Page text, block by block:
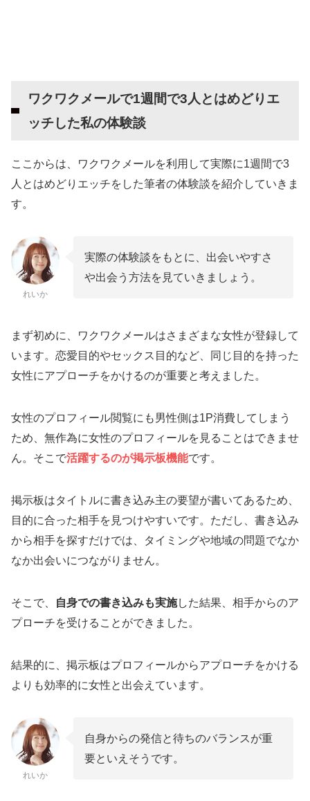
ワクワクメールで1週間で3人とはめどりエ
ッチした私の体験談
ここからは、ワクワクメールを利用して実際に1週間で3
人とはめどりエッチをした筆者の体験談を紹介していきま
す。
れいか
実際の体験談をもとに、出会いやすさ
や出会う方法を見ていきましょう。
まず初めに、ワクワクメールはさまざまな女性が登録して
います。恋愛目的やセックス目的など、同じ目的を持った
女性にアプローチをかけるのが重要と考えました。
女性のプロフィール閲覧にも男性側は1P消費してしまう
ため、無作為に女性のプロフィールを見ることはできませ
ん。そこで活躍するのが掲示板機能です。
掲示板はタイトルに書き込み主の要望が書いてあるため、
目的に合った相手を見つけやすいです。ただし、書き込み
から相手を探すだけでは、タイミングや地域の問題でなか
なか出会いにつながりません。
そこで、 自身での書き込みも実施した結果、相手からのア
プローチを受けることができました。
結果的に、掲示板はプロフィールからアプローチをかける
よりも効率的に女性と出会えています。
れいか
自身からの発信と待ちのバランスが重
要といえそうです。